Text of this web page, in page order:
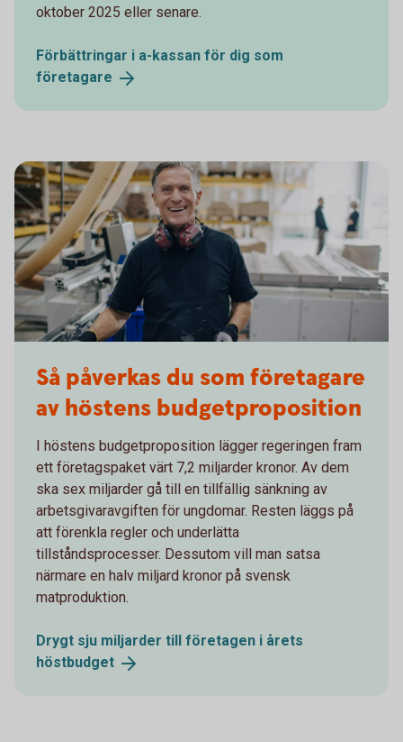
oktober 2025 eller senare.
Förbättringar i a-kassan för dig som
företagare
Så påverkas du som företagare
av höstens budgetproposition
I höstens budgetproposition lägger regeringen fram
ett företagspaket värt 7,2 miljarder kronor. Av dem
ska sex miljarder gå till en tillfällig sänkning av
arbetsgivaravgiften för ungdomar. Resten läggs på
att förenkla regler och underlätta
tillståndsprocesser. Dessutom vill man satsa
närmare en halv miljard kronor på svensk
matproduktion.
Drygt sju miljarder till företagen i årets
höstbudget